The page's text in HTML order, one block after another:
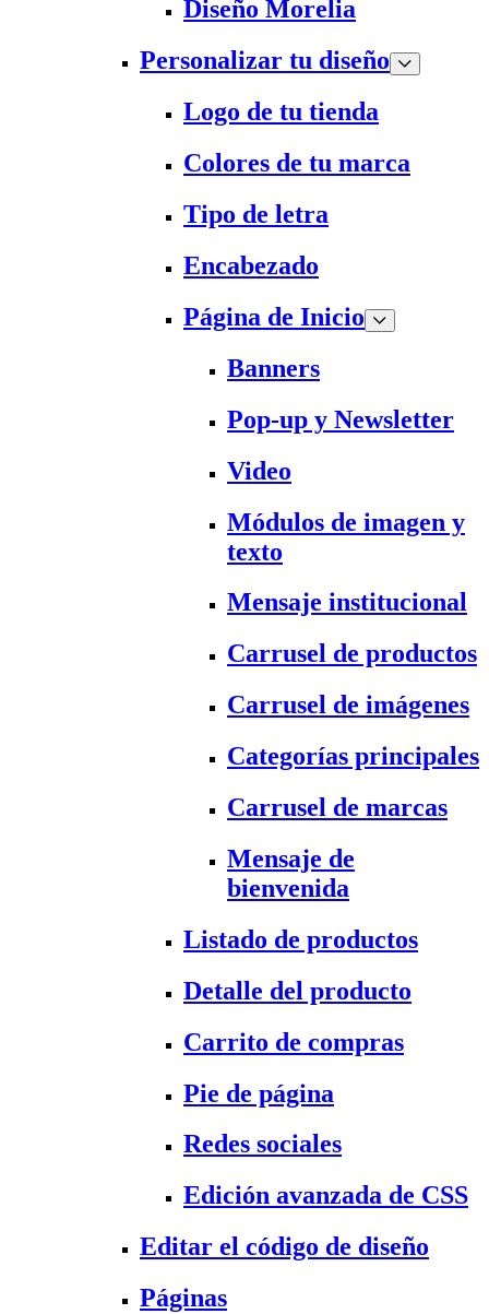
Diseño Morelia
Personalizar tu diseño
Logo de tu tienda
Colores de tu marca
Tipo de letra
Encabezado
Página de Inicio
Banners
Pop-up y Newsletter
Video
Módulos de imagen y
texto
Mensaje institucional
Carrusel de productos
Carrusel de imágenes
Categorías principales
Carrusel de marcas
Mensaje de
bienvenida
Listado de productos
Detalle del producto
Carrito de compras
Pie de página
Redes sociales
Edición avanzada de CSS
Editar el código de diseño
Páginas